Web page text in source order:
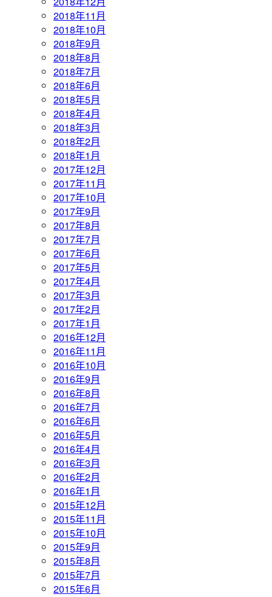
2018年11月
2018年10月
2018年9月
2018年8月
2018年7月
2018年6月
2018年5月
2018年4月
2018年3月
2018年2月
2018年1月
2017年12月
2017年11月
2017年10月
2017年9月
2017年8月
2017年7月
2017年6月
2017年5月
2017年4月
2017年3月
2017年2月
2017年1月
2016年12月
2016年11月
2016年10月
2016年9月
2016年8月
2016年7月
2016年6月
2016年5月
2016年4月
2016年3月
2016年2月
2016年1月
2015年12月
2015年11月
2015年10月
2015年9月
2015年8月
2015年7月
2015年6月